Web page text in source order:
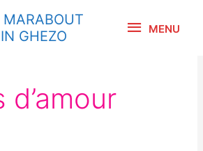
MARABOUT
GHEZO
MENU
d’amour